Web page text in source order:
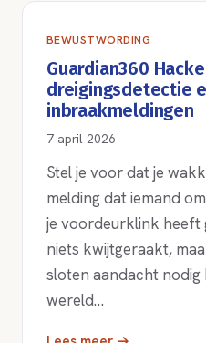
BEWUSTWORDING
Guardian360
dreigingsdetectie
inbraakmeldingen
7 april 2026
Stel je voor dat je
melding dat iemand
je voordeurklink heeft
niets kwijtgeraakt,
sloten aandacht nodig
wereld…